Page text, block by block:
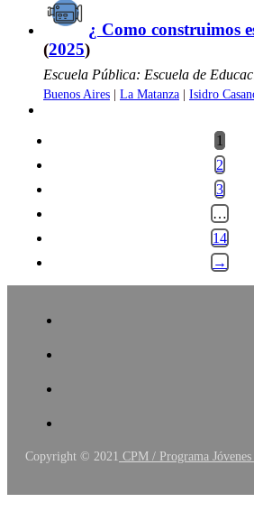
¿ Como construimos
(2025)
Escuela Pública: Escuela de
Buenos Aires | La Matanza | Isidro
1
2
3
…
14
→
Copyright © 2021 CPM / Programa